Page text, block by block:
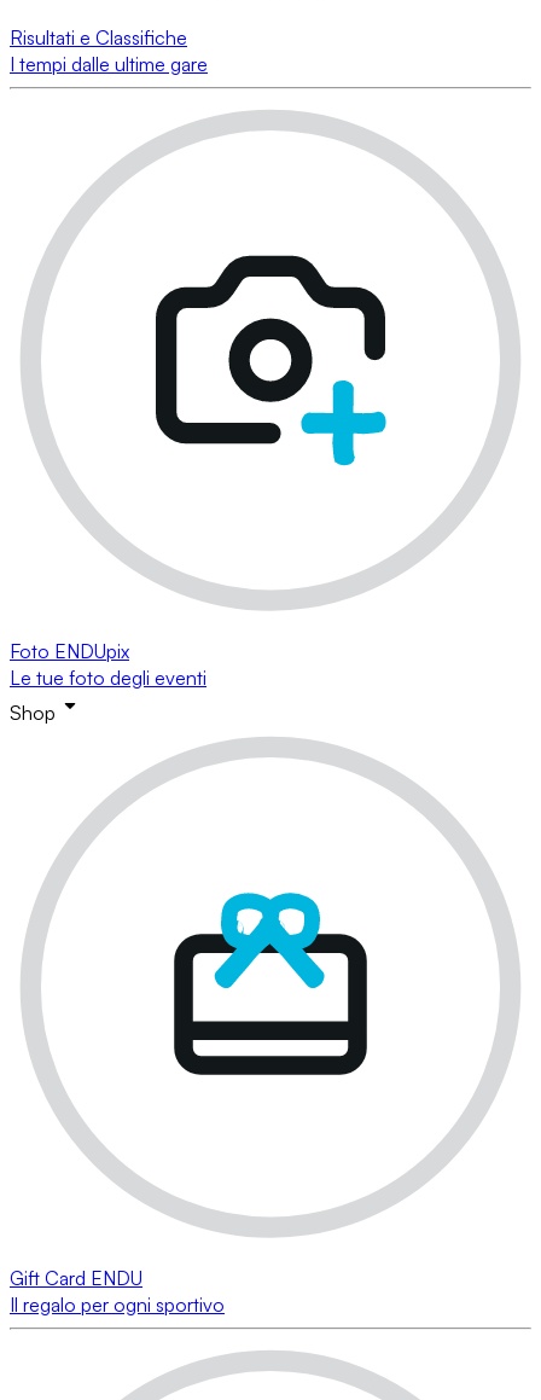
Risultati e Classifiche
I tempi dalle ultime gare
Foto ENDUpix
Le tue foto degli eventi
Shop
Gift Card ENDU
Il regalo per ogni sportivo